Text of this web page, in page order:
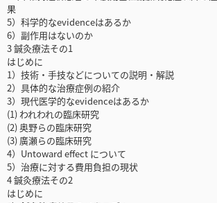
果
5）科学的なevidenceはあるか
6）副作用はないのか
3 鍼灸療法その1
はじめに
1）技術・手技などについての説明・解説
2）具体的な治療症例の紹介
3）現代医学的なevidenceはあるか
(1) われわれの臨床研究
(2) 奥野らの臨床研究
(3) 廣瀬らの臨床研究
4）Untoward effect について
5）治療に対する費用負担の現状
4 鍼灸療法その2
はじめに